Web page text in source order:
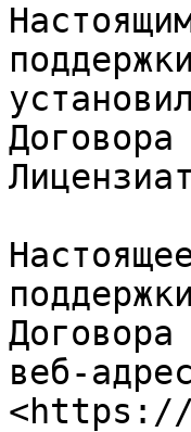
веб-
<https://